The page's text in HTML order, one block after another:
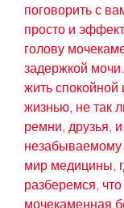
поговорить с
просто и
голову
задержкой
жить
жизнью, не так
ремни, друзья, и
мир медицины,
разберемся,
мочекаменная